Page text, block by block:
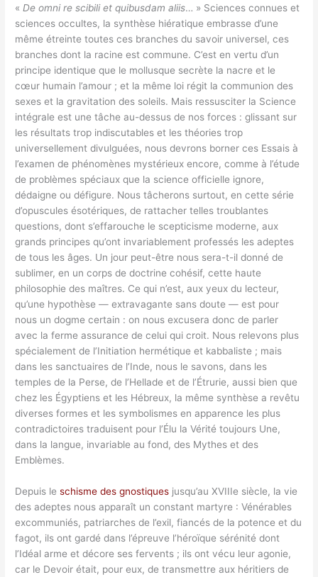
« De omni re scibili et quibusdam aliis… » Sciences connues et
sciences occultes, la synthèse hiératique embrasse d’une
même étreinte toutes ces branches du savoir universel, ces
branches dont la racine est commune. C’est en vertu d’un
principe identique que le mollusque secrète la nacre et le
cœur humain l’amour ; et la même loi régit la communion des
sexes et la gravitation des soleils. Mais ressusciter la Science
intégrale est une tâche au-dessus de nos forces : glissant sur
les résultats trop indiscutables et les théories trop
universellement divulguées, nous devrons borner ces Essais à
l’examen de phénomènes mystérieux encore, comme à l’étude
de problèmes spéciaux que la science officielle ignore,
dédaigne ou défigure. Nous tâcherons surtout, en cette série
d’opuscules ésotériques, de rattacher telles troublantes
questions, dont s’effarouche le scepticisme moderne, aux
grands principes qu’ont invariablement professés les adeptes
de tous les âges. Un jour peut-être nous sera-t-il donné de
sublimer, en un corps de doctrine cohésif, cette haute
philosophie des maîtres. Ce qui n’est, aux yeux du lecteur,
qu’une hypothèse — extravagante sans doute — est pour
nous un dogme certain : on nous excusera donc de parler
avec la ferme assurance de celui qui croit. Nous relevons plus
spécialement de l’Initiation hermétique et kabbaliste ; mais
dans les sanctuaires de l’Inde, nous le savons, dans les
temples de la Perse, de l’Hellade et de l’Étrurie, aussi bien que
chez les Égyptiens et les Hébreux, la même synthèse a revêtu
diverses formes et les symbolismes en apparence les plus
contradictoires traduisent pour l’Élu la Vérité toujours Une,
dans la langue, invariable au fond, des Mythes et des
Emblèmes.
Depuis leschisme des gnostiques jusqu’au XVIIIe siècle, la vie
des adeptes nous apparaît un constant martyre : Vénérables
excommuniés, patriarches de l’exil, fiancés de la potence et du
fagot, ils ont gardé dans l’épreuve l’héroïque sérénité dont
l’Idéal arme et décore ses fervents ; ils ont vécu leur agonie,
car le Devoir était, pour eux, de transmettre aux héritiers de